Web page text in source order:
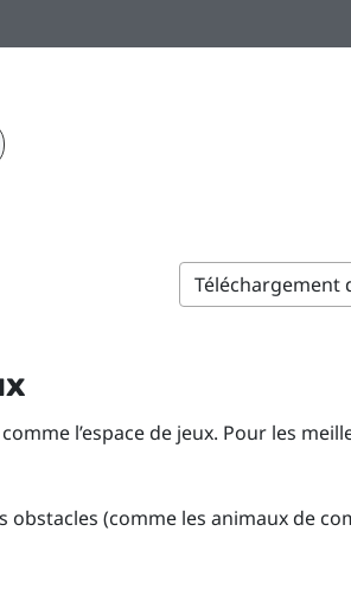
Téléchargement
l’espace de jeux. Pour les
obstacles (comme les animaux de